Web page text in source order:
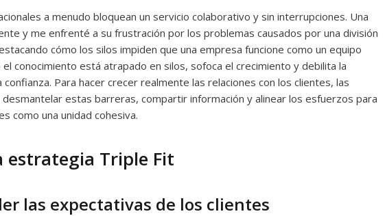
a menudo bloquean un servicio colaborativo y sin interrupciones. Una
y me enfrenté a su frustración por los problemas causados por una división
cómo los silos impiden que una empresa funcione como un equipo
el conocimiento está atrapado en silos, sofoca el crecimiento y debilita la
confianza. Para hacer crecer realmente las relaciones con los clientes, las
estas barreras, compartir información y alinear los esfuerzos para
como una unidad cohesiva.
estrategia Triple Fit
las expectativas de los clientes